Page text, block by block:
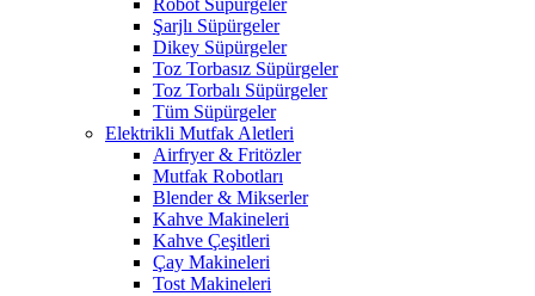
Robot Süpürgeler
Şarjlı Süpürgeler
Dikey Süpürgeler
Toz Torbasız Süpürgeler
Toz Torbalı Süpürgeler
Tüm Süpürgeler
Elektrikli Mutfak Aletleri
Airfryer & Fritözler
Mutfak Robotları
Blender & Mikserler
Kahve Makineleri
Kahve Çeşitleri
Çay Makineleri
Tost Makineleri